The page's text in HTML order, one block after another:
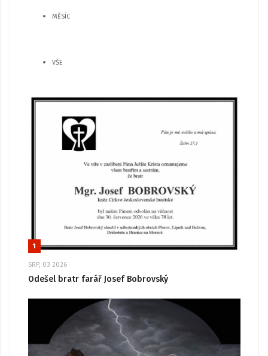
MĚSÍC
VŠE
1
SRP, 03 2026
Odešel bratr farář Josef Bobrovský